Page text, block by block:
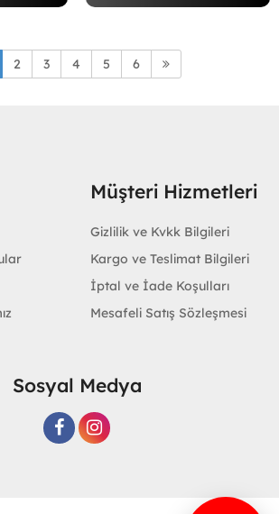
2 3 4 5 6
Müşteri Hizmetleri
Gizlilik ve Kvkk Bilgileri
Kargo ve Teslimat Bilgileri
İptal ve İade Koşulları
Mesafeli Satış Sözleşmesi
Sosyal Medya